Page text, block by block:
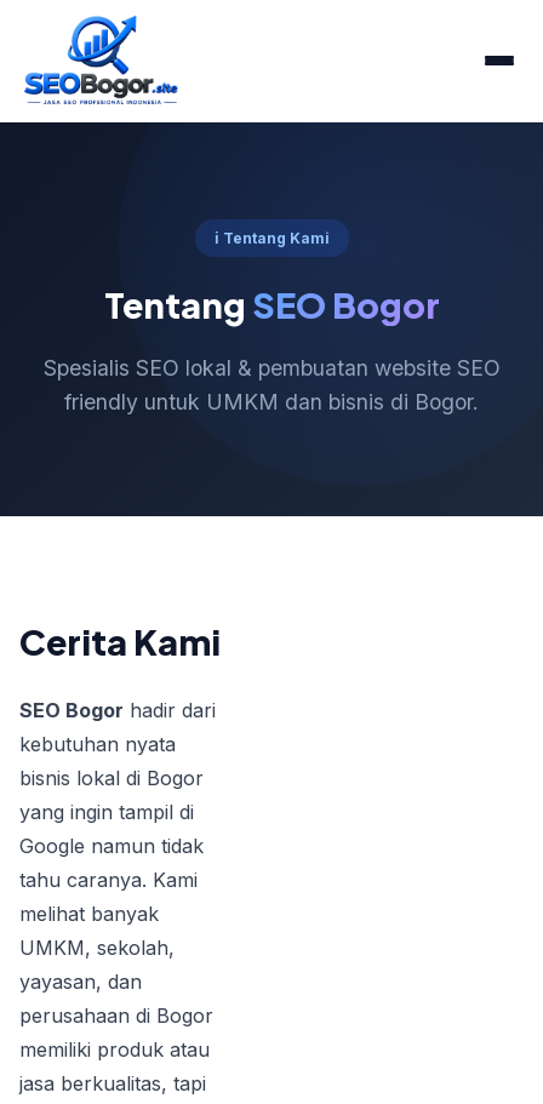
ℹ️ Tentang Kami
Tentang SEO Bogor
Spesialis SEO lokal & pembuatan website SEO
friendly untuk UMKM dan bisnis di Bogor.
Cerita Kami
SEO Bogor hadir dari
kebutuhan nyata
bisnis lokal di Bogor
yang ingin tampil di
Google namun tidak
tahu caranya. Kami
melihat banyak
UMKM, sekolah,
yayasan, dan
perusahaan di Bogor
memiliki produk atau
jasa berkualitas, tapi